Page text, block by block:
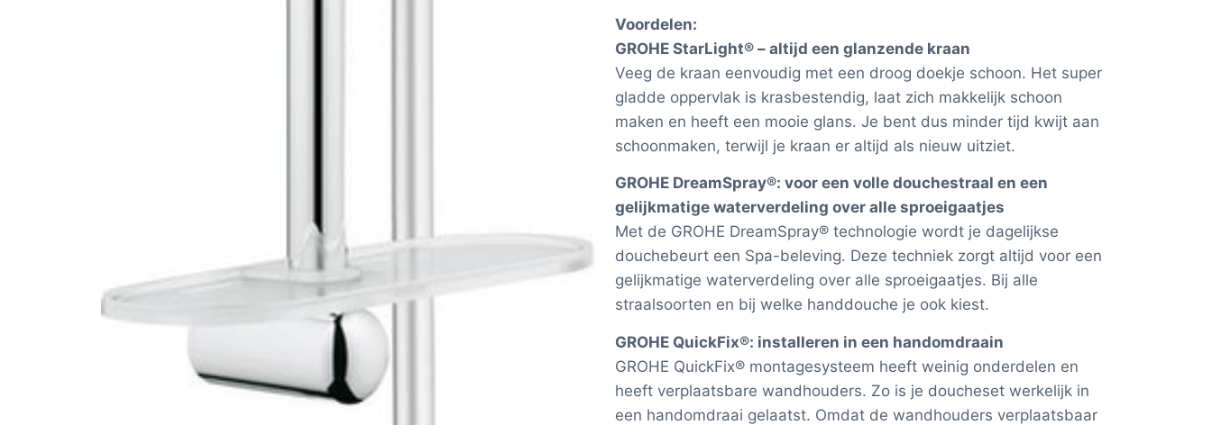
Voordelen:
GROHE StarLight® – altijd een glanzende kraan
Veeg de kraan eenvoudig met een droog doekje schoon. Het super
gladde oppervlak is krasbestendig, laat zich makkelijk schoon
maken en heeft een mooie glans. Je bent dus minder tijd kwijt aan
schoonmaken, terwijl je kraan er altijd als nieuw uitziet.
GROHE DreamSpray®: voor een volle douchestraal en een
gelijkmatige waterverdeling over alle sproeigaatjes
Met de GROHE DreamSpray® technologie wordt je dagelijkse
douchebeurt een Spa-beleving. Deze techniek zorgt altijd voor een
gelijkmatige waterverdeling over alle sproeigaatjes. Bij alle
straalsoorten en bij welke handdouche je ook kiest.
GROHE QuickFix®: installeren in een handomdraain
GROHE QuickFix® montagesysteem heeft weinig onderdelen en
heeft verplaatsbare wandhouders. Zo is je doucheset werkelijk in
een handomdraai gelaatst. Omdat de wandhouders verplaatsbaar